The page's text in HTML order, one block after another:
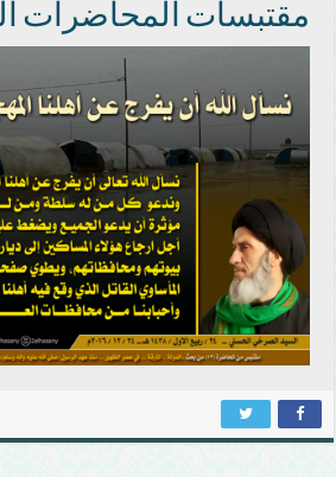
مقتبسات المحاضرات